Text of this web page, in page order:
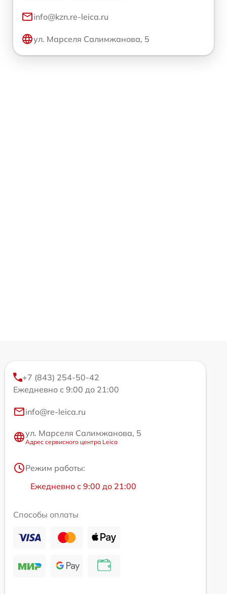
info@kzn.re-leica.ru
ул. Марселя Салимжанова, 5
+7 (843) 254-50-42
Ежедневно с 9:00 до 21:00
info@re-leica.ru
ул. Марселя Салимжанова, 5
Адрес сервисного центра Leica
Режим работы:
Ежедневно с 9:00 до 21:00
Способы оплаты